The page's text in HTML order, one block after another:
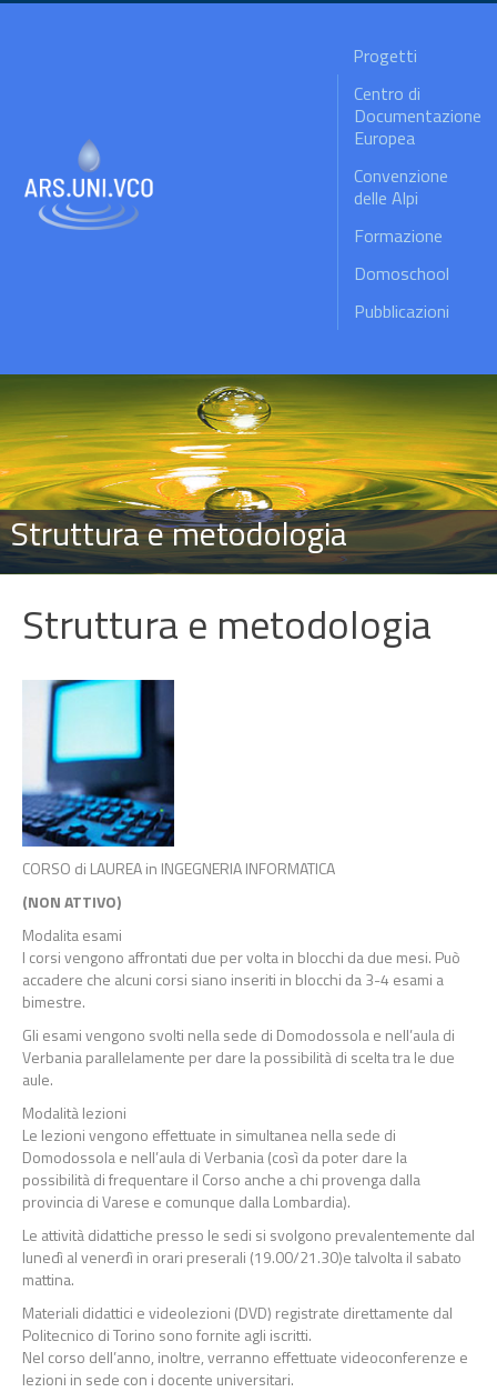
Progetti
Centro di
Documentazione
Europea
Convenzione
delle Alpi
Formazione
Domoschool
Pubblicazioni
Struttura e metodologia
Struttura e metodologia
CORSO di LAUREA in INGEGNERIA INFORMATICA
(NON ATTIVO)
Modalita esami
I corsi vengono affrontati due per volta in blocchi da due mesi. Può
accadere che alcuni corsi siano inseriti in blocchi da 3-4 esami a
bimestre.
Gli esami vengono svolti nella sede di Domodossola e nell’aula di
Verbania parallelamente per dare la possibilità di scelta tra le due
aule.
Modalità lezioni
Le lezioni vengono effettuate in simultanea nella sede di
Domodossola e nell’aula di Verbania (così da poter dare la
possibilità di frequentare il Corso anche a chi provenga dalla
provincia di Varese e comunque dalla Lombardia).
Le attività didattiche presso le sedi si svolgono prevalentemente dal
lunedì al venerdì in orari preserali (19.00/21.30)e talvolta il sabato
mattina.
Materiali didattici e videolezioni (DVD) registrate direttamente dal
Politecnico di Torino sono fornite agli iscritti.
Nel corso dell’anno, inoltre, verranno effettuate videoconferenze e
lezioni in sede con i docente universitari.